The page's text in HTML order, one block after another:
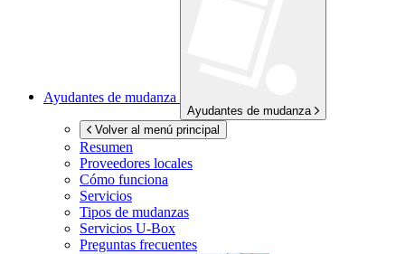
Ayudantes de mudanza
Ayudantes de mudanza
Volver al menú principal
Resumen
Proveedores locales
Cómo funciona
Servicios
Tipos de mudanzas
Servicios U-Box
Preguntas frecuentes